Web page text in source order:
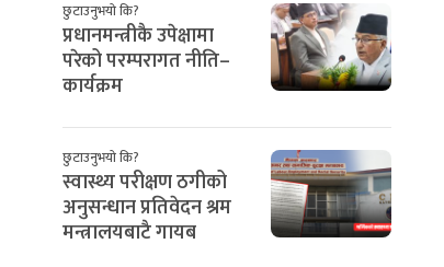
छुटाउनुभयो कि?
प्रधानमन्त्रीकै उपेक्षामा
परेको परम्परागत नीति–
कार्यक्रम
छुटाउनुभयो कि?
स्वास्थ्य परीक्षण ठगीको
अनुसन्धान प्रतिवेदन श्रम
मन्त्रालयबाटै गायब